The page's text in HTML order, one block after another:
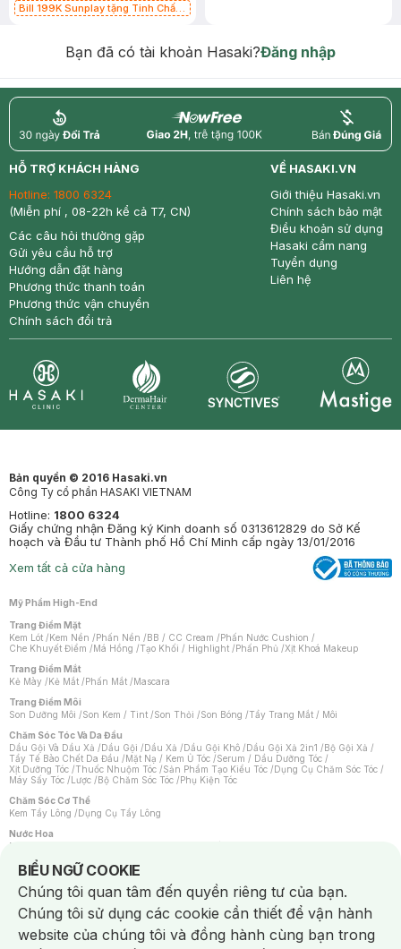
Bill 199K Sunplay tặng Tinh Chất
Bạn đã có tài khoản Hasaki?Đăng nhập
return nowfree price
HỖ TRỢ KHÁCH HÀNG
Hotline: 1800 6324
(Miễn phí , 08-22h kể cả T7, CN)
Các câu hỏi thường gặp
Gửi yêu cầu hỗ trợ
Hướng dẫn đặt hàng
Phương thức thanh toán
Phương thức vận chuyển
Chính sách đổi trả
VỀ HASAKI.VN
Giới thiệu Hasaki.vn
Chính sách bảo mật
Điều khoản sử dụng
Hasaki cẩm nang
Tuyển dụng
Liên hệ
Bản quyền © 2016 Hasaki.vn
Công Ty cổ phần HASAKI VIETNAM
Hotline: 1800 6324
Giấy chứng nhận Đăng ký Kinh doanh số 0313612829 do Sở Kế
hoạch và Đầu tư Thành phố Hồ Chí Minh cấp ngày 13/01/2016
Xem tất cả cửa hàng
Mỹ Phẩm High-End
Trang Điểm Mặt
Kem Lót /Kem Nền /Phấn Nền /BB / CC Cream /Phấn Nước Cushion /
Che Khuyết Điểm /Má Hồng /Tạo Khối / Highlight /Phấn Phủ /Xịt Khoá Makeup
Trang Điểm Mắt
Kẻ Mày /Kẻ Mắt /Phấn Mắt /Mascara
Trang Điểm Môi
Son Dưỡng Môi /Son Kem / Tint /Son Thỏi /Son Bóng /Tẩy Trang Mắt / Môi
Chăm Sóc Tóc Và Da Đầu
Dầu Gội Và Dầu Xả /Dầu Gội /Dầu Xả /Dầu Gội Khô /Dầu Gội Xả 2in1 /Bộ Gội Xả /
Tẩy Tế Bào Chết Da Đầu /Mặt Nạ / Kem Ủ Tóc /Serum / Dầu Dưỡng Tóc /
Xịt Dưỡng Tóc /Thuốc Nhuộm Tóc /Sản Phẩm Tạo Kiểu Tóc /Dụng Cụ Chăm Sóc Tóc /
Máy Sấy Tóc /Lược /Bộ Chăm Sóc Tóc /Phụ Kiện Tóc
Chăm Sóc Cơ Thể
Kem Tẩy Lông /Dụng Cụ Tẩy Lông
Nước Hoa
Nước Hoa Nữ
Chăm Sóc Cá Nhân
Chống Muỗi /Khẩu Trang /Máy Massage/Mặt Nạ Xông Hơi /Nước Rửa Tay/
Sản Phẩm Chăm Sóc Khác /Bàn Chải Đánh Răng /Bàn Chải Điện/
Hỗ Trợ Trắng Răng/Kem Đánh Răng /Máy Tăm Nước/ Nước Súc Miệng/
Tăm / Chỉ Nha Khoa/ Xịt Thơm Miệng / Dung Dịch Vệ Sinh/Dưỡng Vùng Kín/
Khăn Ướt Vệ Sinh Vùng Kín/Băng Vệ Sinh/Tampon/Bọt Cạo Râu /Dao Cạo Râu/
Máy Cạo Râu
BIỂU NGỮ COOKIE
Notice about cookies usage
Chúng tôi quan tâm đến quyền riêng tư của bạn.
Chúng tôi sử dụng các cookie cần thiết để vận hành
website của chúng tôi và đồng hành cùng bạn trong